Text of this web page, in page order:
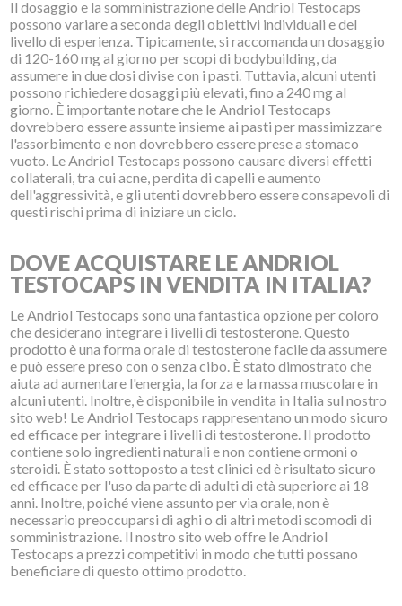
Il dosaggio e la somministrazione delle Andriol Testocaps
possono variare a seconda degli obiettivi individuali e del
livello di esperienza. Tipicamente, si raccomanda un dosaggio
di 120-160 mg al giorno per scopi di bodybuilding, da
assumere in due dosi divise con i pasti. Tuttavia, alcuni utenti
possono richiedere dosaggi più elevati, fino a 240 mg al
giorno. È importante notare che le Andriol Testocaps
dovrebbero essere assunte insieme ai pasti per massimizzare
l'assorbimento e non dovrebbero essere prese a stomaco
vuoto. Le Andriol Testocaps possono causare diversi effetti
collaterali, tra cui acne, perdita di capelli e aumento
dell'aggressività, e gli utenti dovrebbero essere consapevoli di
questi rischi prima di iniziare un ciclo.
DOVE ACQUISTARE LE ANDRIOL
TESTOCAPS IN VENDITA IN ITALIA?
Le Andriol Testocaps sono una fantastica opzione per coloro
che desiderano integrare i livelli di testosterone. Questo
prodotto è una forma orale di testosterone facile da assumere
e può essere preso con o senza cibo. È stato dimostrato che
aiuta ad aumentare l'energia, la forza e la massa muscolare in
alcuni utenti. Inoltre, è disponibile in vendita in Italia sul nostro
sito web! Le Andriol Testocaps rappresentano un modo sicuro
ed efficace per integrare i livelli di testosterone. Il prodotto
contiene solo ingredienti naturali e non contiene ormoni o
steroidi. È stato sottoposto a test clinici ed è risultato sicuro
ed efficace per l'uso da parte di adulti di età superiore ai 18
anni. Inoltre, poiché viene assunto per via orale, non è
necessario preoccuparsi di aghi o di altri metodi scomodi di
somministrazione. Il nostro sito web offre le Andriol
Testocaps a prezzi competitivi in modo che tutti possano
beneficiare di questo ottimo prodotto.